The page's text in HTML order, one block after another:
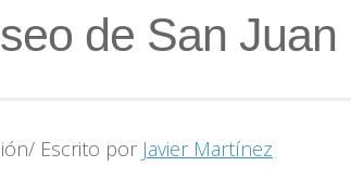
de San Juan
Escrito por Javier Martínez